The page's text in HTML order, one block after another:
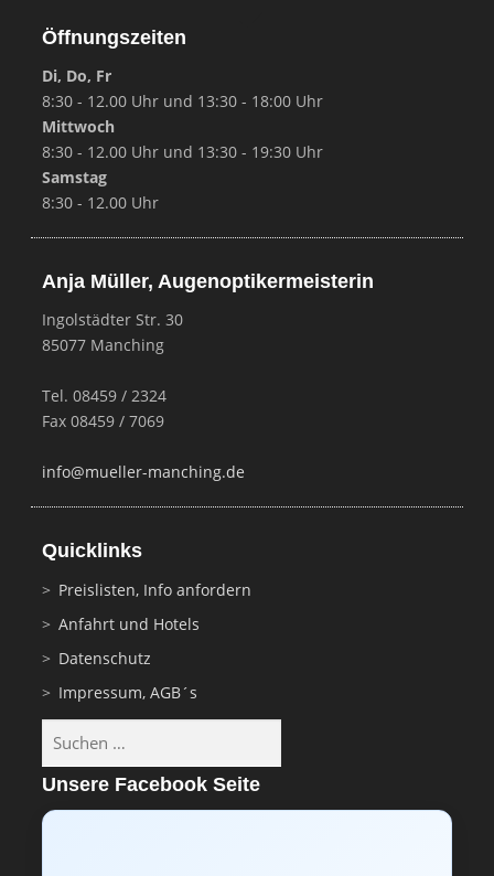
Öffnungszeiten
Di, Do, Fr
8:30 - 12.00 Uhr und 13:30 - 18:00 Uhr
Mittwoch
8:30 - 12.00 Uhr und 13:30 - 19:30 Uhr
Samstag
8:30 - 12.00 Uhr
Anja Müller, Augenoptikermeisterin
Ingolstädter Str. 30
85077 Manching
Tel. 08459 / 2324
Fax 08459 / 7069
info@mueller-manching.de
Quicklinks
Preislisten, Info anfordern
Anfahrt und Hotels
Datenschutz
Impressum, AGB´s
nach:
Unsere Facebook Seite